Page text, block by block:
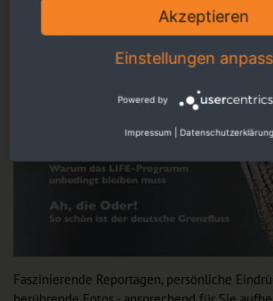
Faszinierende Reportagen, persönliche
Akzeptieren
Einstellungen
Powered by
Impressum Datenschutzerklärung